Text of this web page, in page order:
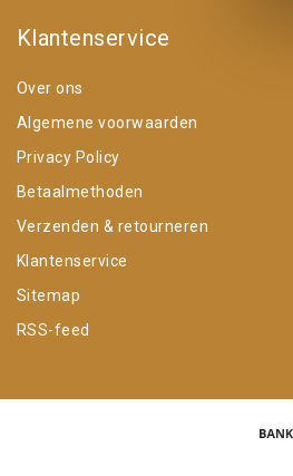
Klantenservice
Over ons
Algemene voorwaarden
Privacy Policy
Betaalmethoden
Verzenden & retourneren
Klantenservice
Sitemap
RSS-feed